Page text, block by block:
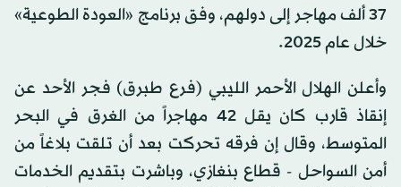
37 ألف مهاجر إلى دولهم، وفق برنامج «العودة الطوعية»
خلال عام 2025.
وأعلن الهلال الأحمر الليبي (فرع طبرق) فجر الأحد عن
إنقاذ قارب كان يقل 42 مهاجراً من الغرق في البحر
المتوسط، وقال إن فرقه تحركت بعد أن تلقت بلاغاً من
أمن السواحل - قطاع بنغازي، وباشرت بتقديم الخدمات